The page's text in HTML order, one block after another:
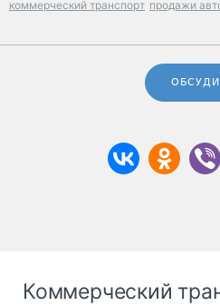
коммерческий транспорт продажи
Коммерческий